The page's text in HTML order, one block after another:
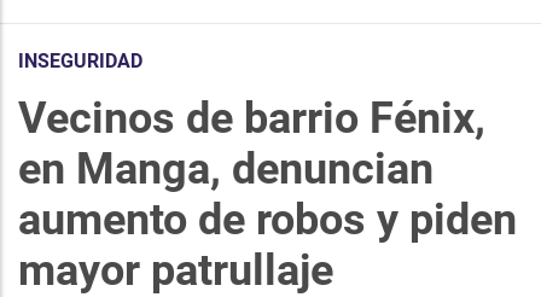
INSEGURIDAD
Vecinos de barrio Fénix,
en Manga, denuncian
aumento de robos y piden
mayor patrullaje